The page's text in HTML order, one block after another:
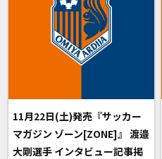
11月22日(土)発売『サッカー
マガジン ゾーン[ZONE]』 渡邉
大剛選手 インタビュー記事掲